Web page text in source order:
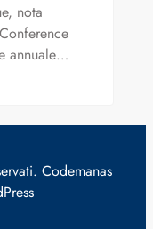
nota
annuale…
Codemanas